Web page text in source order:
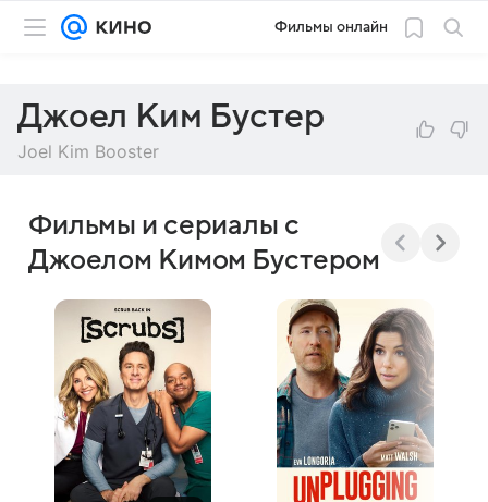
Фильмы онлайн
Джоел Ким Бустер
Joel Kim Booster
Фильмы и сериалы с
Джоелом Кимом Бустером